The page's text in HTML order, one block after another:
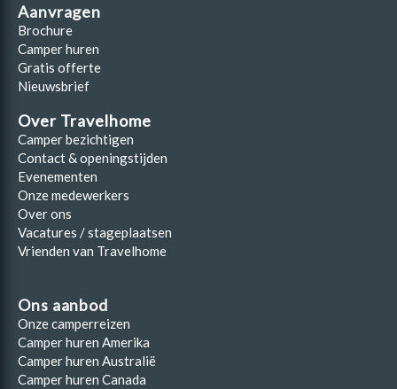
Aanvragen
Brochure
Camper huren
Gratis offerte
Nieuwsbrief
Over Travelhome
Camper bezichtigen
Contact & openingstijden
Evenementen
Onze medewerkers
Over ons
Vacatures / stageplaatsen
Vrienden van Travelhome
Ons aanbod
Onze camperreizen
Camper huren Amerika
Camper huren Australië
Camper huren Canada